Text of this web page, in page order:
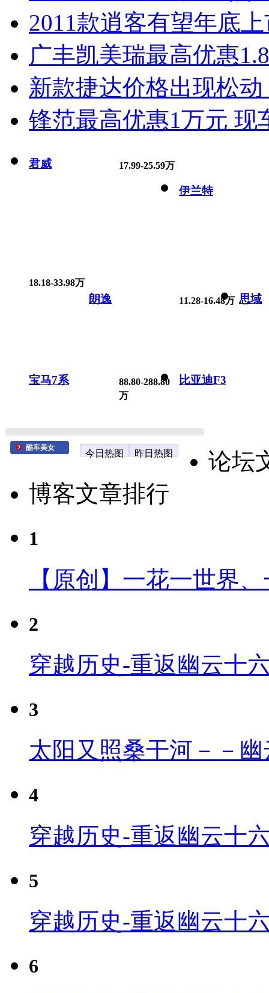
2011款逍客有望年底
广丰凯美瑞最高优惠
新款捷达价格出现松
锋范最高优惠1万元 现
君威 17.99-25.59万
伊兰特
18.18-33.98万
朗逸 11.28-16.48万 思域
宝马7系
88.80-288.80
万
比亚迪F3
酷车美女
今日热图 昨日热图
论坛
博客文章排行
1
【原创】一花一世界
2
穿越历史-重返幽云十
3
太阳又照桑干河－－
4
穿越历史-重返幽云十
5
穿越历史-重返幽云十
6